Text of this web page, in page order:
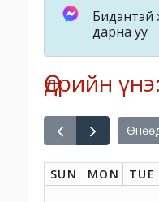
Бидэнтэй
дарна уу
Өдрийн
SUN MON TUE